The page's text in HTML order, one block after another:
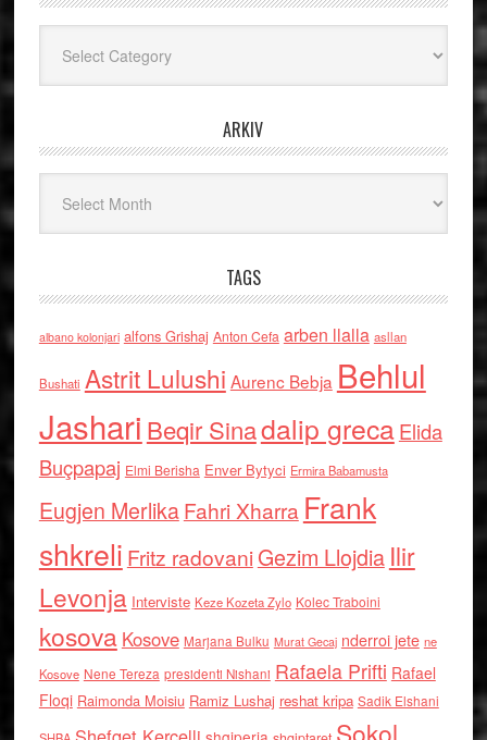
ARKIV
TAGS
albano kolonjari alfons Grishaj Anton Cefa arben llalla asllan
Bushati Astrit Lulushi Aurenc Bebja Behlul
Jashari Beqir Sinadalip grecaElida
Buçpapaj Elmi Berisha Enver Bytyci Ermira Babamusta
Eugjen MerlikaFahri Xharra Frank
shkreli Fritz radovaniGezim Llojdia Ilir
Levonja Interviste Keze Kozeta Zylo Kolec Traboini
kosova Kosove Marjana Bulku Murat Gecaj nderroi jete ne
Kosove Nene Tereza presidenti Nishani Rafaela Prifti Rafael
Floqi Raimonda Moisiu Ramiz Lushaj reshat kripa Sadik Elshani
Sokol